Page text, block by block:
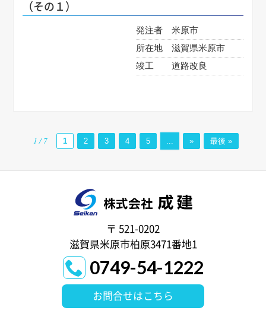
（その１）
発注者
米原市
所在地
滋賀県米原市
竣工
道路改良
1 / 7 1 2 3 4 5 ... » 最後 »
〒 521-0202
滋賀県米原市柏原3471番地1
0749-54-1222
お問合せはこちら